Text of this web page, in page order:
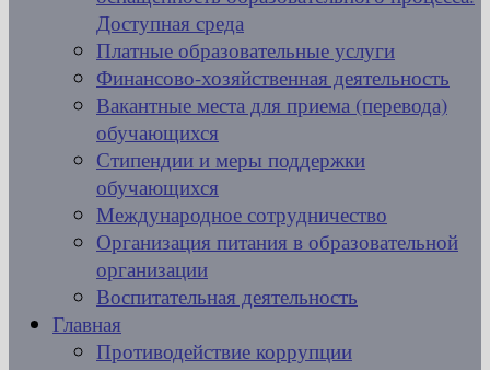
Доступная среда
Платные образовательные услуги
Финансово-хозяйственная деятельность
Вакантные места для приема (перевода)
обучающихся
Стипендии и меры поддержки
обучающихся
Международное сотрудничество
Организация питания в образовательной
организации
Воспитательная деятельность
Главная
Противодействие коррупции